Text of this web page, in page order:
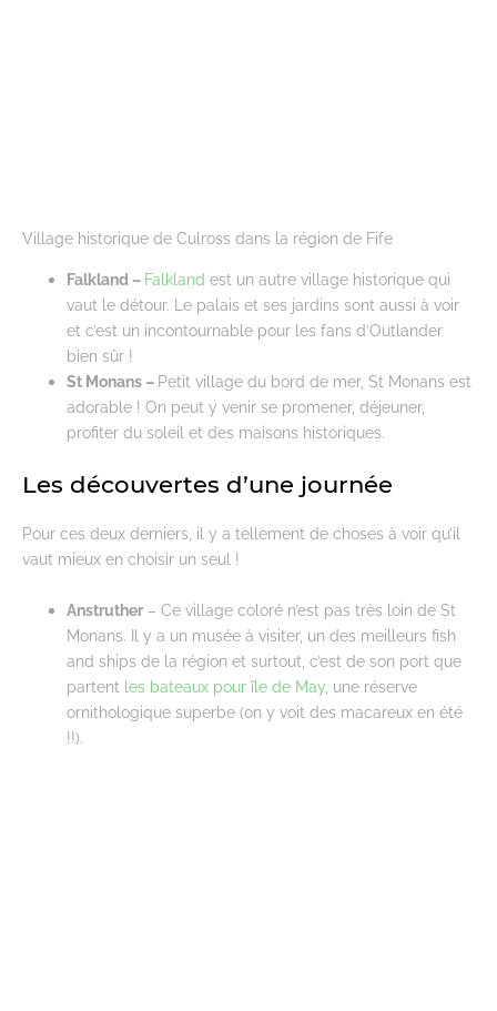
Village historique de Culross dans la région de Fife
Falkland – Falkland est un autre village historique qui
vaut le détour. Le palais et ses jardins sont aussi à voir
et c’est un incontournable pour les fans d’Outlander
bien sûr !
St Monans – Petit village du bord de mer, St Monans est
adorable ! On peut y venir se promener, déjeuner,
profiter du soleil et des maisons historiques.
Les découvertes d’une journée
Pour ces deux derniers, il y a tellement de choses à voir qu’il
vaut mieux en choisir un seul !
Anstruther – Ce village coloré n’est pas très loin de St
Monans. Il y a un musée à visiter, un des meilleurs fish
and ships de la région et surtout, c’est de son port que
partent les bateaux pour île de May , une réserve
ornithologique superbe (on y voit des macareux en été
!!).